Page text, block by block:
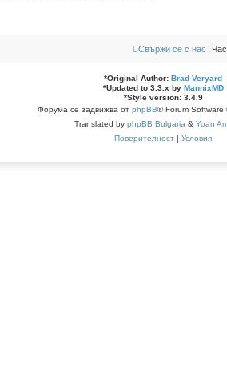
Свържи се с нас
*Original Author: Brad Veryard
*Updated to 3.3.x by MannixMD
*Style version: 3.4.9
Форума се задвижва от phpBB® Forum Software
Translated by phpBB Bulgaria & Yoan
Поверителност | Условия